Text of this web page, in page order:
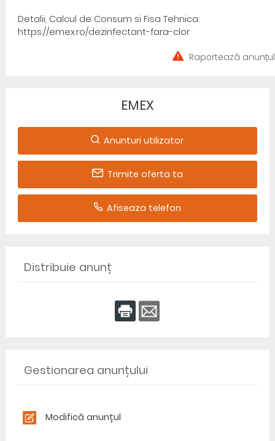
Detalii, Calcul de Consum si Fisa Tehnica:
https://emex.ro/dezinfectant-fara-clor
Raportează anunțul
EMEX
Anunturi utilizator
Trimite oferta ta
Afiseaza telefon
Distribuie anunț
Gestionarea anunțului
Modifică anunțul